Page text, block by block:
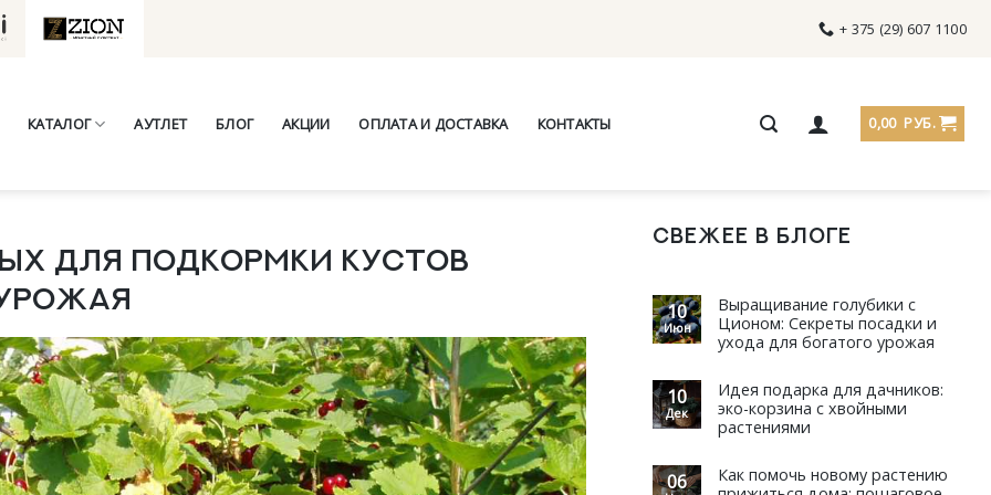
+ 375 (29) 607 1100
КАТАЛОГ АУТЛЕТ БЛОГ АКЦИИ ОПЛАТА И ДОСТАВКА КОНТАКТЫ 0,00 РУБ.
для подкормки кустов
СВЕЖЕЕ В БЛОГЕ
10
Июн
Выращивание голубики с
Ционом: Секреты посадки и
ухода для богатого урожая
10
Дек
Идея подарка для дачников:
эко-корзина с хвойными
растениями
06
Как помочь новому растению